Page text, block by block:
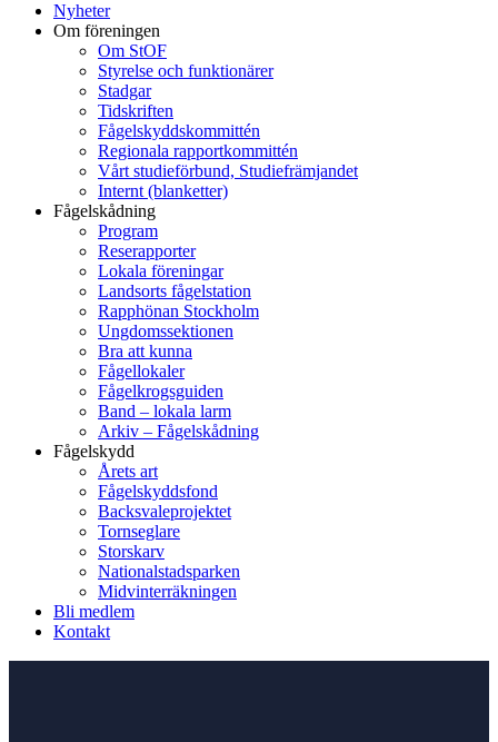
Nyheter
Om föreningen
Om StOF
Styrelse och funktionärer
Stadgar
Tidskriften
Fågelskyddskommittén
Regionala rapportkommittén
Vårt studieförbund, Studiefrämjandet
Internt (blanketter)
Fågelskådning
Program
Reserapporter
Lokala föreningar
Landsorts fågelstation
Rapphönan Stockholm
Ungdomssektionen
Bra att kunna
Fågellokaler
Fågelkrogsguiden
Band – lokala larm
Arkiv – Fågelskådning
Fågelskydd
Årets art
Fågelskyddsfond
Backsvaleprojektet
Tornseglare
Storskarv
Nationalstadsparken
Midvinterräkningen
Bli medlem
Kontakt